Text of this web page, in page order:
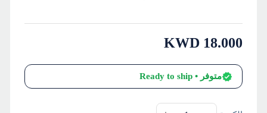
18.000
متوفر • Ready to ship